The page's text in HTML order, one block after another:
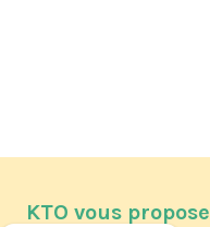
KTO vous propose